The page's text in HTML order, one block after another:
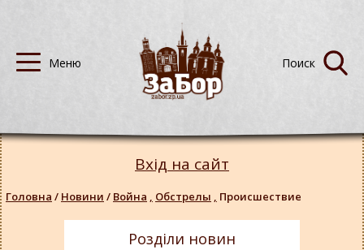
Вхід на сайт
Головна / Новини / Война , Обстрелы , Происшествие
Розділи новин